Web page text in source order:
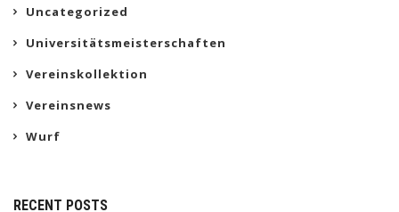
Uncategorized
Universitätsmeisterschaften
Vereinskollektion
Vereinsnews
Wurf
RECENT POSTS